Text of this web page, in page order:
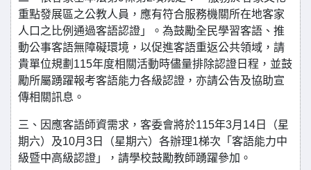
重點發展區之公教人員，應有符合服務機關所在地客家
人口之比例通過客語認證」。為鼓勵全民學習客語、推
動公事客語無障礙環境，以促進客語重返公共領域，請
貴單位規劃115年度相關活動時儘量排除認證日程，並鼓
勵所屬踴躍報考客語能力各級認證，亦請公告及協助宣
傳相關訊息。
三、因應客語師資需求，客委會將於115年3月14日（星
期六）及10月3日（星期六）各辦理1梯次「客語能力中
級暨中高級認證」，請學校鼓勵教師踴躍參加。